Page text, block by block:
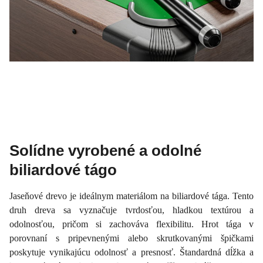
Solídne vyrobené a odolné
biliardové tágo
Jaseňové drevo je ideálnym materiálom na biliardové tága. Tento
druh dreva sa vyznačuje tvrdosťou, hladkou textúrou a
odolnosťou, pričom si zachováva flexibilitu. Hrot tága v
porovnaní s pripevnenými alebo skrutkovanými špičkami
poskytuje vynikajúcu odolnosť a presnosť. Štandardná dĺžka a